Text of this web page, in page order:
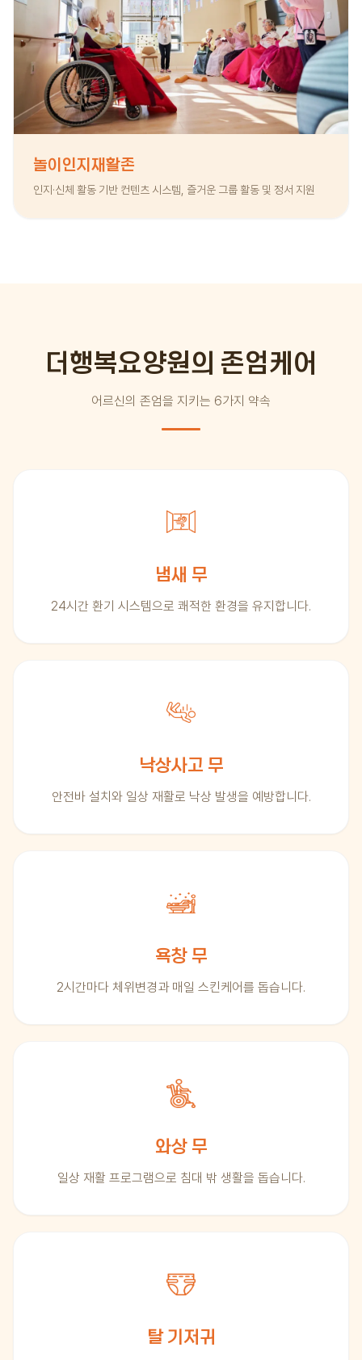
놀이인지재활존
인지·신체 활동 기반 컨텐츠 시스템, 즐거운 그룹 활동 및 정서 지원
더행복요양원의 존엄케어
어르신의 존엄을 지키는 6가지 약속
냄새 무
24시간 환기 시스템으로 쾌적한 환경을 유지합니다.
낙상사고 무
안전바 설치와 일상 재활로 낙상 발생을 예방합니다.
욕창 무
2시간마다 체위변경과 매일 스킨케어를 돕습니다.
와상 무
일상 재활 프로그램으로 침대 밖 생활을 돕습니다.
탈 기저귀